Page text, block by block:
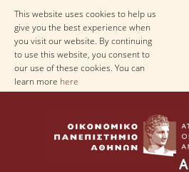
This website uses cookies to help us
give you the best experience when
you visit our website. By continuing
to use this website, you consent to
our use of these cookies. You can
learn more here